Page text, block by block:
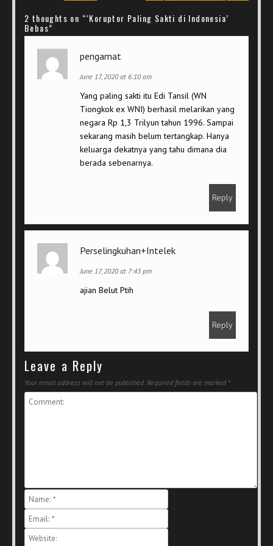
2 thoughts on “‘Koruptor Paling Sakti di Indonesia’
Bebas”
pengamat
June 17, 2020 at 6:10 am
Yang paling sakti itu Edi Tansil (WN
Tiongkok ex WNI) berhasil melarikan yang
negara Rp 1,3 Trilyun tahun 1996. Sampai
sekarang masih belum tertangkap. Hanya
keluarga dekatnya yang tahu dimana dia
berada sebenarnya.
Reply
Perselingkuhan+Intelek
June 17, 2020 at 7:43 pm
ajian Belut Ptih
Reply
Leave a Reply
Your email address will not be published. Required fields are marked *